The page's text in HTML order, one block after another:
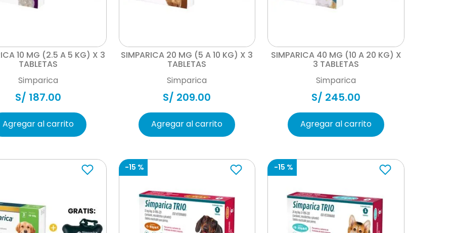
10 MG (2.5 A 5 KG) X 3
TABLETAS
Simparica
S/ 187.00
Agregar al carrito
SIMPARICA 20 MG (5 A 10 KG) X 3
TABLETAS
Simparica
S/ 209.00
Agregar al carrito
SIMPARICA 40 MG (10 A 20 KG) X
3 TABLETAS
Simparica
S/ 245.00
Agregar al carrito
-15 % -15 %